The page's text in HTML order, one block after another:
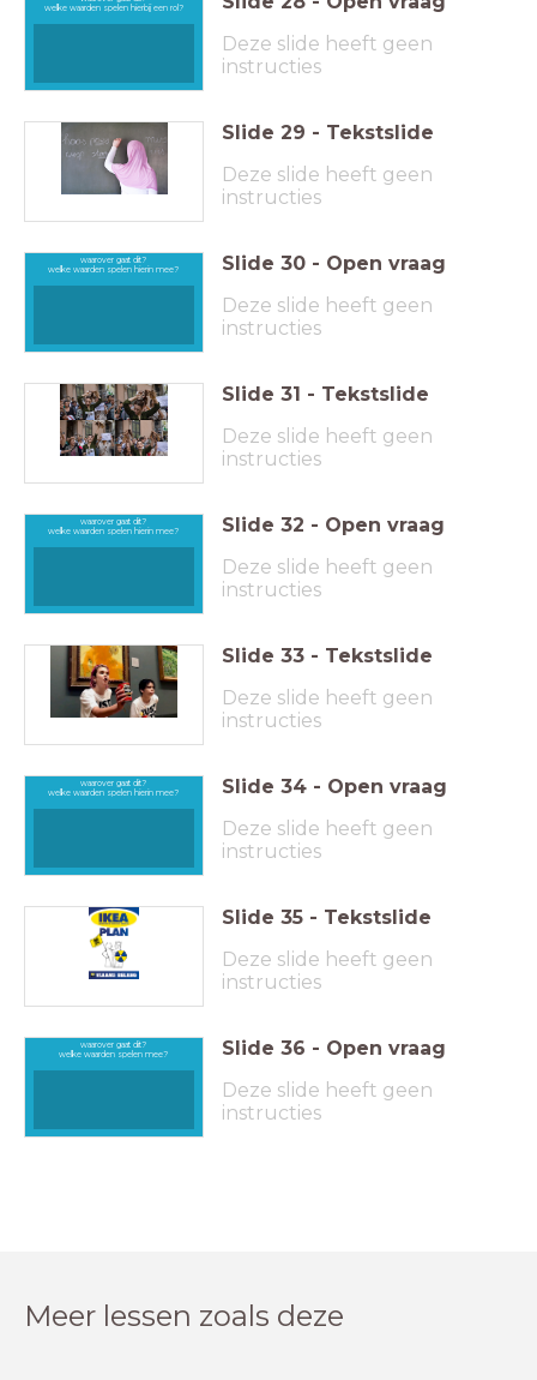
welke waarden spelen hierbij een rol?
Deze slide heeft geen
instructies
Slide 29 - Tekstslide
Deze slide heeft geen
instructies
waarover gaat dit?
welke waarden spelen hierin mee?
Slide 30 - Open vraag
Deze slide heeft geen
instructies
Slide 31 - Tekstslide
Deze slide heeft geen
instructies
waarover gaat dit?
welke waarden spelen hierin mee?
Slide 32 - Open vraag
Deze slide heeft geen
instructies
Slide 33 - Tekstslide
Deze slide heeft geen
instructies
waarover gaat dit?
welke waarden spelen hierin mee?
Slide 34 - Open vraag
Deze slide heeft geen
instructies
Slide 35 - Tekstslide
Deze slide heeft geen
instructies
waarover gaat dit?
welke waarden spelen mee?
Slide 36 - Open vraag
Deze slide heeft geen
instructies
Meer lessen zoals deze